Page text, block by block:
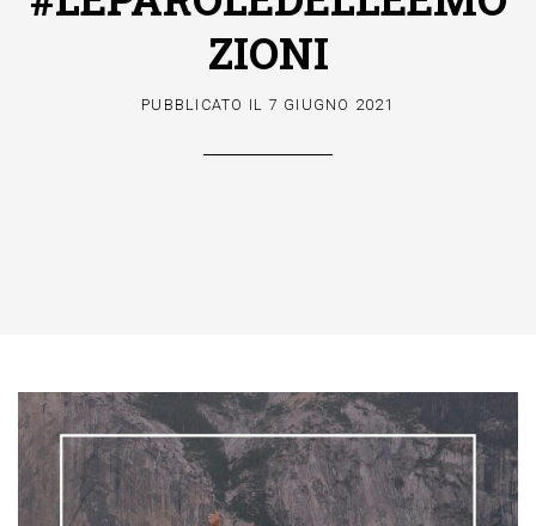
ZIONI
PUBBLICATO IL 7 GIUGNO 2021